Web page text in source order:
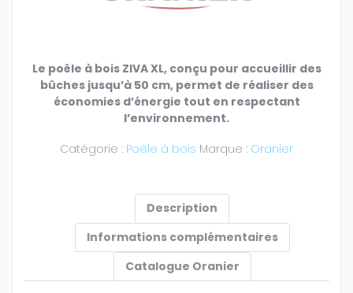
Le poêle à bois ZIVA XL, conçu pour accueillir des
bûches jusqu’à 50 cm, permet de réaliser des
économies d’énergie tout en respectant
l’environnement.
Catégorie : Poêle à bois Marque : Oranier
Description
Informations complémentaires
Catalogue Oranier